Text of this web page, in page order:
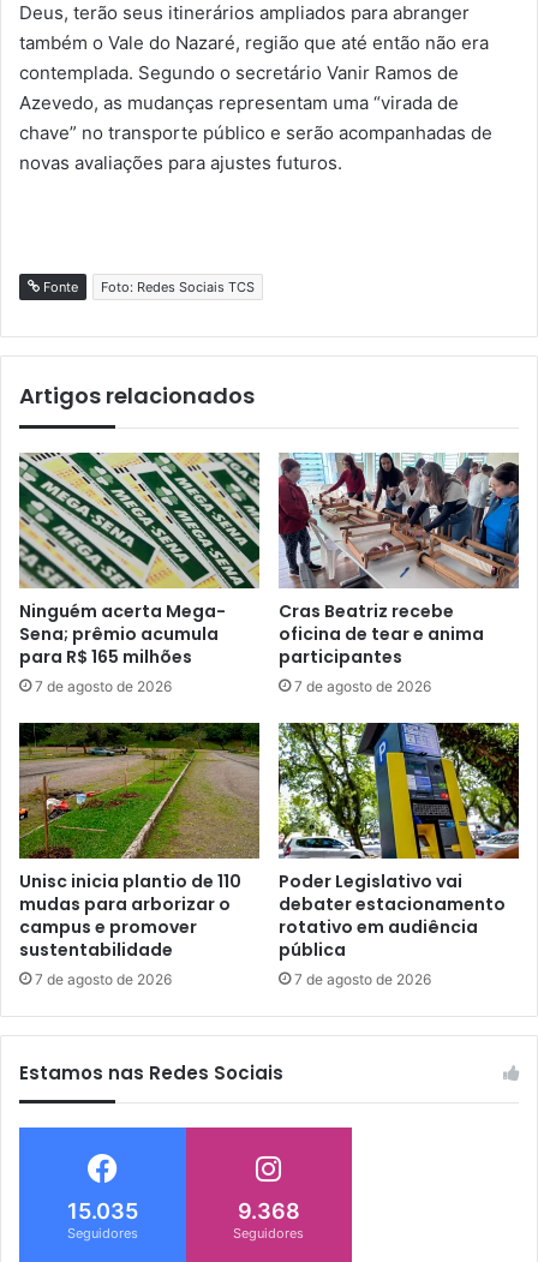
Deus, terão seus itinerários ampliados para abranger
também o Vale do Nazaré, região que até então não era
contemplada. Segundo o secretário Vanir Ramos de
Azevedo, as mudanças representam uma “virada de
chave” no transporte público e serão acompanhadas de
novas avaliações para ajustes futuros.
Fonte Foto: Redes Sociais TCS
Artigos relacionados
Ninguém acerta Mega-
Sena; prêmio acumula
para R$ 165 milhões
7 de agosto de 2026
Cras Beatriz recebe
oficina de tear e anima
participantes
7 de agosto de 2026
Unisc inicia plantio de 110
mudas para arborizar o
campus e promover
sustentabilidade
7 de agosto de 2026
Poder Legislativo vai
debater estacionamento
rotativo em audiência
pública
7 de agosto de 2026
Estamos nas Redes Sociais
15.035
Seguidores
9.368
Seguidores